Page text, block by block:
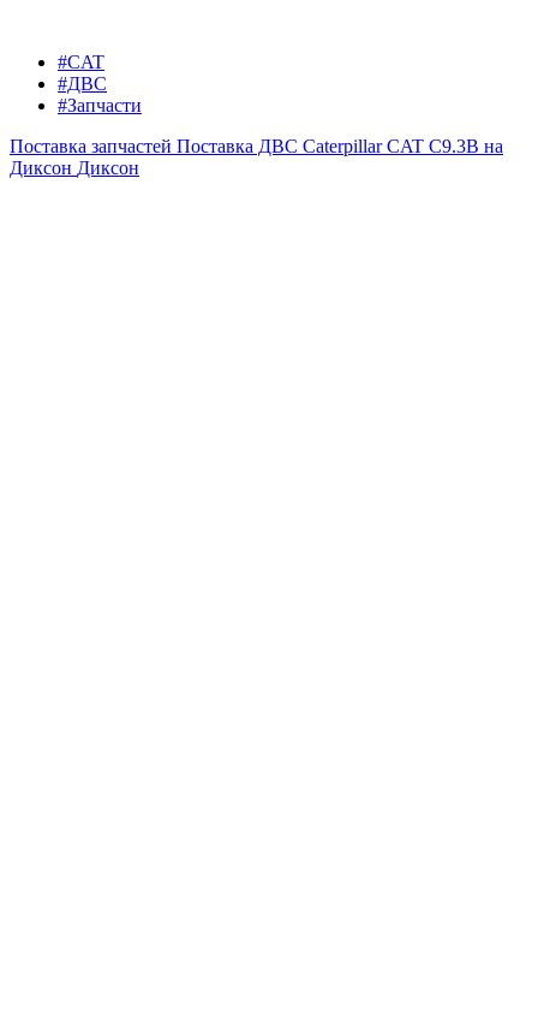
#CAT
#ДВС
#Запчасти
Поставка запчастей Поставка ДВС Caterpillar CAT C9.3B на
Диксон Диксон